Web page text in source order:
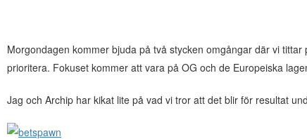
Morgondagen kommer bjuda på två stycken omgångar där vi
prioritera. Fokuset kommer att vara på OG och de Europeiska
Jag och Archip har kikat lite på vad vi tror att det blir för resultat